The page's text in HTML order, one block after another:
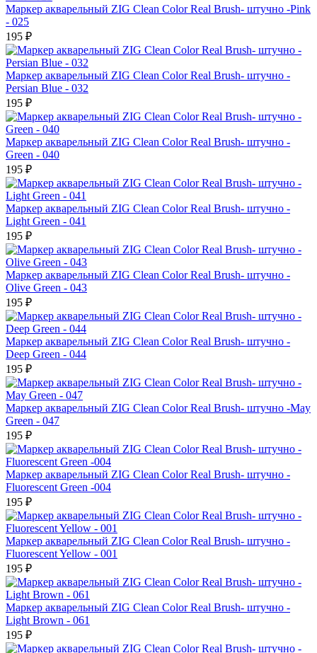
Маркер акварельный ZIG Clean Color Real Brush- штучно -Pink
- 025
195 ₽
Маркер акварельный ZIG Clean Color Real Brush- штучно -
Persian Blue - 032
195 ₽
Маркер акварельный ZIG Clean Color Real Brush- штучно -
Green - 040
195 ₽
Маркер акварельный ZIG Clean Color Real Brush- штучно -
Light Green - 041
195 ₽
Маркер акварельный ZIG Clean Color Real Brush- штучно -
Olive Green - 043
195 ₽
Маркер акварельный ZIG Clean Color Real Brush- штучно -
Deep Green - 044
195 ₽
Маркер акварельный ZIG Clean Color Real Brush- штучно -May
Green - 047
195 ₽
Маркер акварельный ZIG Clean Color Real Brush- штучно -
Fluorescent Green -004
195 ₽
Маркер акварельный ZIG Clean Color Real Brush- штучно -
Fluorescent Yellow - 001
195 ₽
Маркер акварельный ZIG Clean Color Real Brush- штучно -
Light Brown - 061
195 ₽